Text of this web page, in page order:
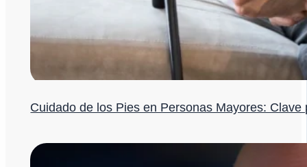
Cuidado de los Pies en Personas Mayores: Clave